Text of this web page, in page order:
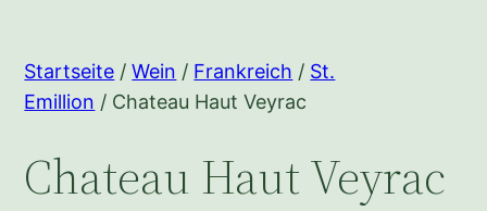
Startseite /Wein / Frankreich / St.
Emillion / Chateau Haut Veyrac
Chateau Haut Veyrac